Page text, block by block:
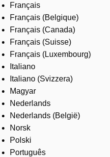
Français
Français (Belgique)
Français (Canada)
Français (Suisse)
Français (Luxembourg)
Italiano
Italiano (Svizzera)
Magyar
Nederlands
Nederlands (België)
Norsk
Polski
Português